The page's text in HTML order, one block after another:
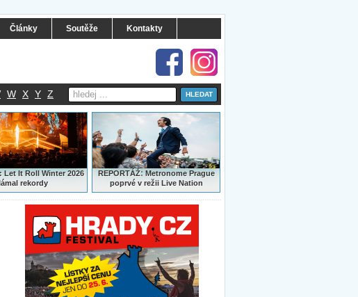
Články Soutěže Kontakty
W X Y Z
Let It Roll Winter 2026
rekordy
REPORTÁŽ:Metronome Prague
poprvé v režii Live Nation